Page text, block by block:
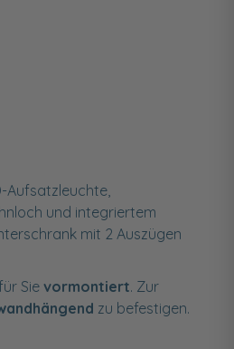
Aufsatzleuchte,
und integriertem
mit 2 Auszügen
Sie vormontiert. Zur
zu befestigen.